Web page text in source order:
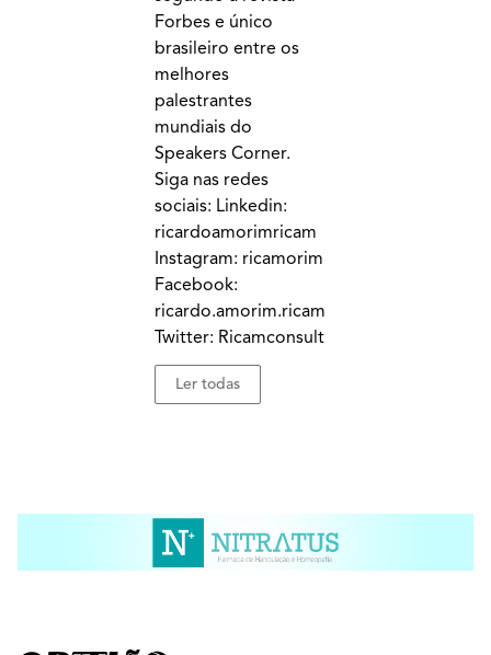
Forbes e único
brasileiro entre os
melhores
palestrantes
mundiais do
Speakers Corner.
Siga nas redes
sociais: Linkedin:
ricardoamorimricam
Instagram: ricamorim
Facebook:
ricardo.amorim.ricam
Twitter: Ricamconsult
Ler todas